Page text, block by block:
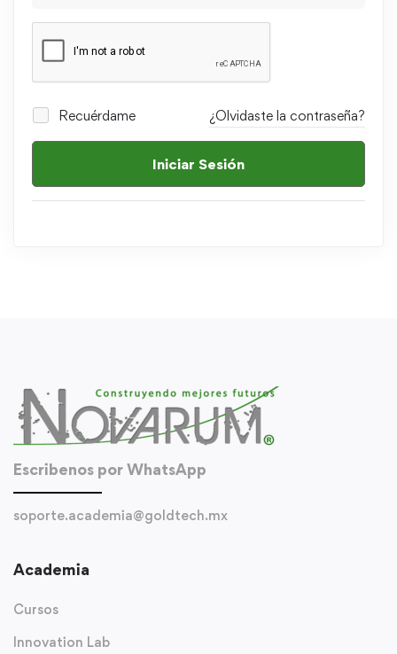
Recuérdame ¿Olvidaste la contraseña?
Iniciar Sesión
Escribenos por WhatsApp
soporte.academia@goldtech.mx
Academia
Cursos
Innovation Lab